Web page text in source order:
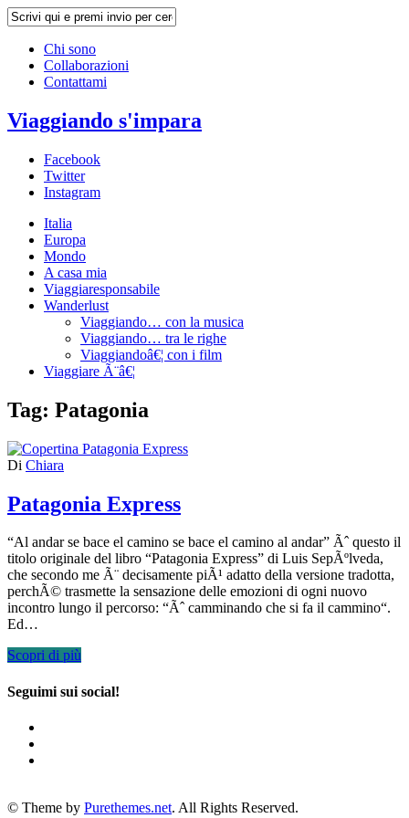
Chi sono
Collaborazioni
Contattami
Viaggiando s'impara
Facebook
Twitter
Instagram
Italia
Europa
Mondo
A casa mia
Viaggiaresponsabile
Wanderlust
Viaggiando… con la musica
Viaggiando… tra le righe
Viaggiandoâ€¦ con i film
Viaggiare Ã¨â€¦
Tag: Patagonia
Di Chiara
Patagonia Express
“Al andar se bace el camino se bace el camino al andar” Ãˆ questo il
titolo originale del libro “Patagonia Express” di Luis SepÃºlveda,
che secondo me Ã¨ decisamente piÃ¹ adatto della versione tradotta,
perchÃ© trasmette la sensazione delle emozioni di ogni nuovo
incontro lungo il percorso: “Ãˆ camminando che si fa il cammino“.
Ed…
Scopri di più
Seguimi sui social!
© Theme by Purethemes.net. All Rights Reserved.